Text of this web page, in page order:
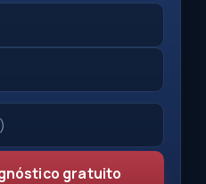
gratuito